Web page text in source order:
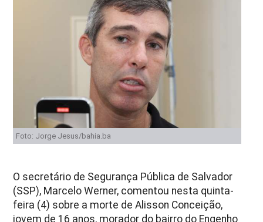
Foto: Jorge Jesus/bahia.ba
O secretário de Segurança Pública de Salvador
(SSP), Marcelo Werner, comentou nesta quinta-
feira (4) sobre a morte de Alisson Conceição,
jovem de 16 anos, morador do bairro do Engenho